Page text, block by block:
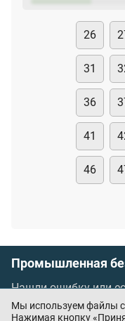
26
31
36
41
46
Промышленная
Нашли ошибку или
нам
Мы используем файлы
Нажимая кнопку